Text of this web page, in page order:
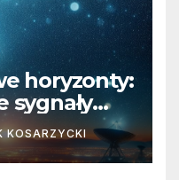
horyzonty:
sygnały
KOSARZYCKI